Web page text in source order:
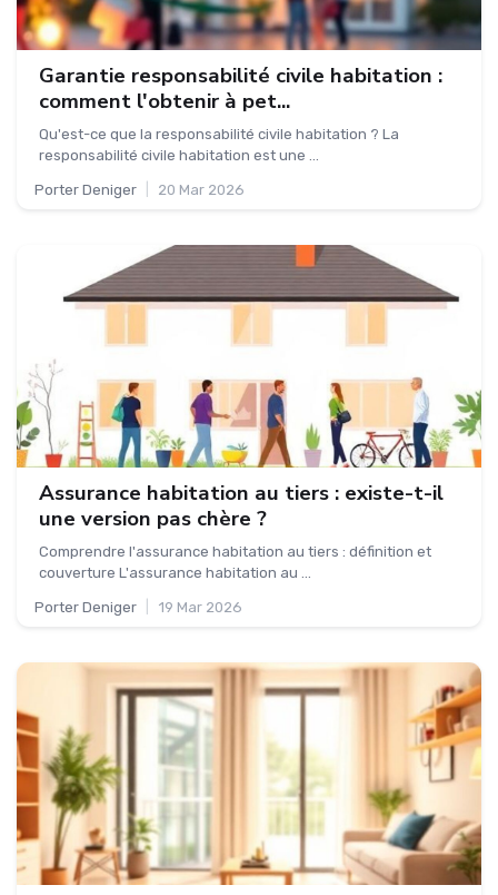
Garantie responsabilité civile habitation :
comment l'obtenir à pet...
Qu'est-ce que la responsabilité civile habitation ? La
responsabilité civile habitation est une ...
Porter Deniger 20 Mar 2026
Assurance habitation au tiers : existe-t-il
une version pas chère ?
Comprendre l'assurance habitation au tiers : définition et
couverture L'assurance habitation au ...
Porter Deniger 19 Mar 2026